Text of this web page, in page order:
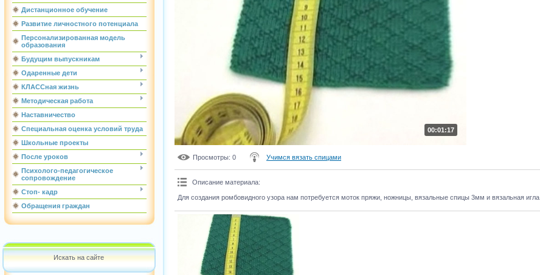
Дистанционное обучение
Развитие личностного потенциала
Персонализированная модель
образования
Будущим выпускникам
Одаренные дети
КЛАССная жизнь
Методическая работа
Наставничество
Специальная оценка условий труда
Школьные проекты
После уроков
Психолого-педагогическое
сопровождение
Стоп- кадр
Обращения граждан
Искать на сайте
00:01:17
Просмотры: 0 Учимся вязать спицами
Описание материала:
Для создания ромбовидного узора нам потребуется моток пряжи, ножницы, вязальные спицы 3мм и вязальная игла.